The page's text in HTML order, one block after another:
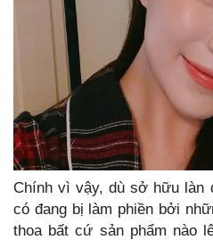
Chính vì vậy, dù sở hữu làn
có đang bị làm phiền bởi
thoa bất cứ sản phẩm nào